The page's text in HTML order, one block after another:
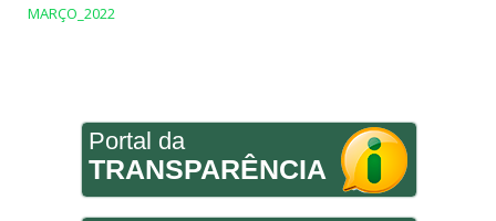
MARÇO_2022
Portal da
TRANSPARÊNCIA